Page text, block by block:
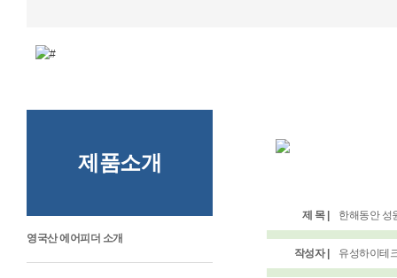
제품소개
영국산 에어피더 소개
제 목 | 한해동안 성
작성자 | 유성하이테